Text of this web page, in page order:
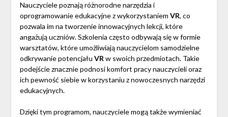
Nauczyciele poznają różnorodne narzędzia i
oprogramowanie edukacyjne z wykorzystaniem VR, co
pozwala im na tworzenie innowacyjnych lekcji, które
angażują uczniów. Szkolenia często odbywają się w formie
warsztatów, które umożliwiają nauczycielom samodzielne
odkrywanie potencjału VRw swoich przedmiotach. Takie
podejście znacznie podnosi komfort pracy nauczycieli oraz
ich pewność siebie w korzystaniu z nowoczesnych narzędzi
edukacyjnych.
Dzięki tym programom, nauczyciele mogą także wymieniać